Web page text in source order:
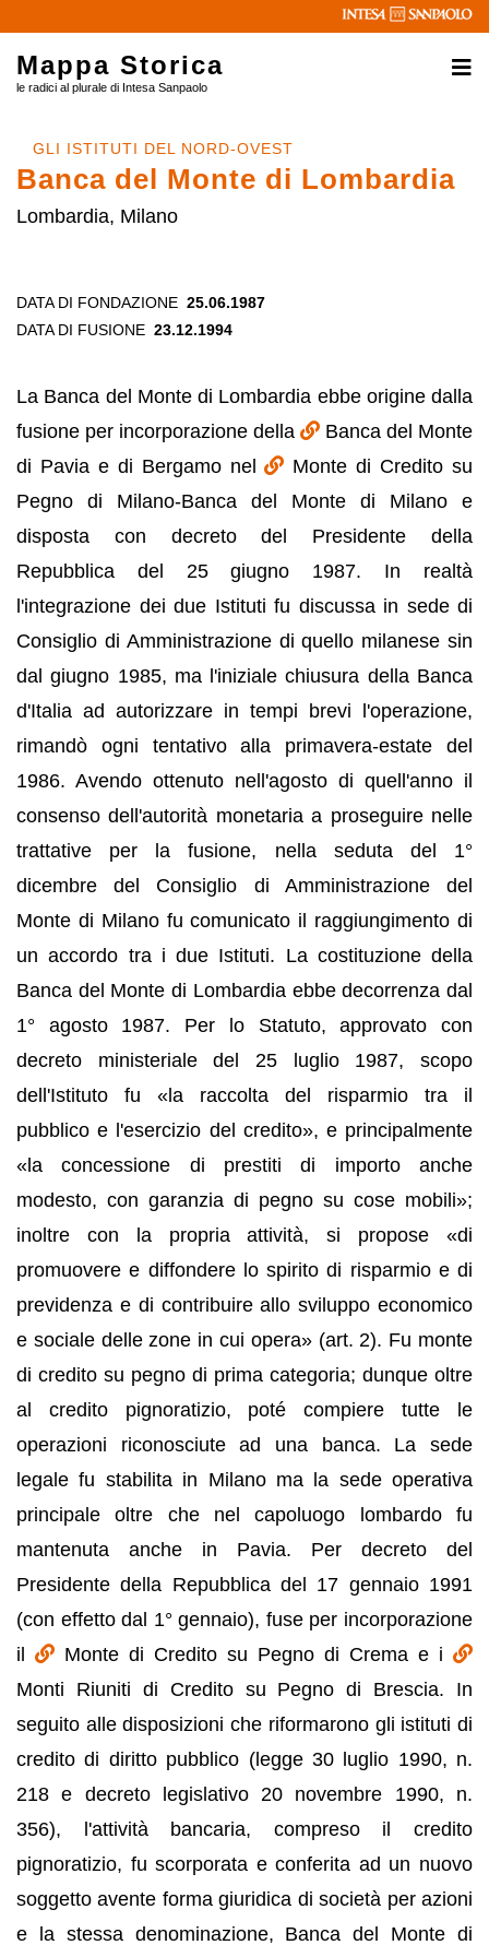
Mappa Storica
le radici al plurale di Intesa Sanpaolo
GLI ISTITUTI DEL NORD-OVEST
Banca del Monte di Lombardia
Lombardia, Milano
DATA DI FONDAZIONE 25.06.1987
DATA DI FUSIONE 23.12.1994
La Banca del Monte di Lombardia ebbe origine dalla
fusione per incorporazione della
Banca del Monte
di Pavia e di Bergamo nel
Monte di Credito su
Pegno di Milano-Banca del Monte di Milano e
disposta con decreto del Presidente della
Repubblica del 25 giugno 1987. In realtà
l'integrazione dei due Istituti fu discussa in sede di
Consiglio di Amministrazione di quello milanese sin
dal giugno 1985, ma l'iniziale chiusura della Banca
d'Italia ad autorizzare in tempi brevi l'operazione,
rimandò ogni tentativo alla primavera-estate del
1986. Avendo ottenuto nell'agosto di quell'anno il
consenso dell'autorità monetaria a proseguire nelle
trattative per la fusione, nella seduta del 1°
dicembre del Consiglio di Amministrazione del
Monte di Milano fu comunicato il raggiungimento di
un accordo tra i due Istituti. La costituzione della
Banca del Monte di Lombardia ebbe decorrenza dal
1° agosto 1987. Per lo Statuto, approvato con
decreto ministeriale del 25 luglio 1987, scopo
dell'Istituto fu «la raccolta del risparmio tra il
pubblico e l'esercizio del credito», e principalmente
«la concessione di prestiti di importo anche
modesto, con garanzia di pegno su cose mobili»;
inoltre con la propria attività, si propose «di
promuovere e diffondere lo spirito di risparmio e di
previdenza e di contribuire allo sviluppo economico
e sociale delle zone in cui opera» (art. 2). Fu monte
di credito su pegno di prima categoria; dunque oltre
al credito pignoratizio, poté compiere tutte le
operazioni riconosciute ad una banca. La sede
legale fu stabilita in Milano ma la sede operativa
principale oltre che nel capoluogo lombardo fu
mantenuta anche in Pavia. Per decreto del
Presidente della Repubblica del 17 gennaio 1991
(con effetto dal 1° gennaio), fuse per incorporazione
il
Monte di Credito su Pegno di Crema e i
Monti Riuniti di Credito su Pegno di Brescia. In
seguito alle disposizioni che riformarono gli istituti di
credito di diritto pubblico (legge 30 luglio 1990, n.
218 e decreto legislativo 20 novembre 1990, n.
356), l'attività bancaria, compreso il credito
pignoratizio, fu scorporata e conferita ad un nuovo
soggetto avente forma giuridica di società per azioni
e la stessa denominazione, Banca del Monte di